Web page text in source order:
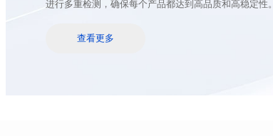
进行多重检测，确保每个产品都达到高品质和高稳定性。
查看更多